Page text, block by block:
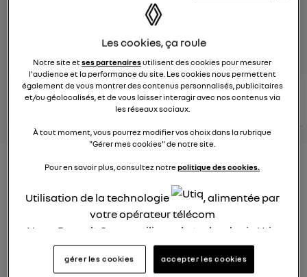
Véhicules RENAULT
posez une question
conseils Renault
consultez les
conseils
similaires
voir tous les
Consommation carburant
voiture hybride
Ghislaine53
26 janvier 2022
Bonjour
Les cookies, ça roule
Notre site etses partenairesutilisent des cookies pour mesurer
l'audience et la performance du site. Les cookies nous permettent
également de vous montrer des contenus personnalisés, publicitaires
et/ou géolocalisés, et de vous laisser interagir avec nos contenus via
les réseaux sociaux.
À tout moment, vous pourrez modifier vos choix dans la rubrique
"Gérer mes cookies" de notre site.
Pour en savoir plus, consultez notrepolitique des cookies.
Utilisation de la technologie
, alimentée par
votre opérateur télécom
Nous, Renault Group, utilisons la technologie Utiq
pour nos activités digitales (telles que décrites
dans cette notice de consentement) et liées à
gérer les cookies accepter les cookies